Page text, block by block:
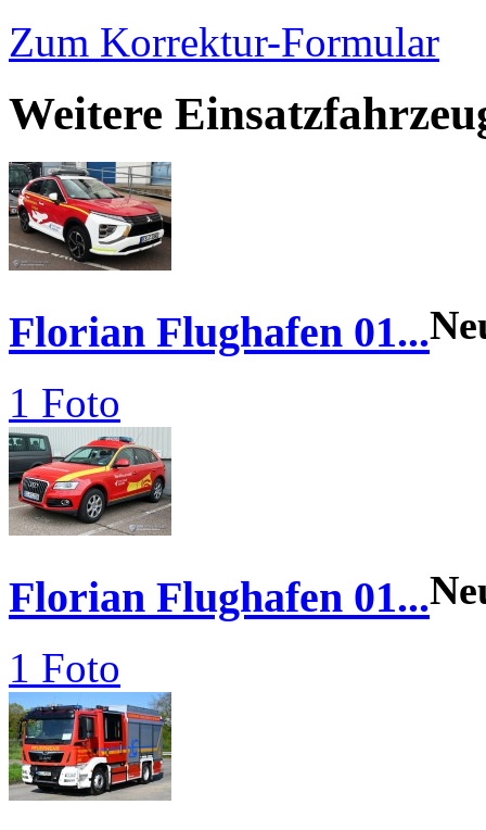
Zum Korrektur-Formular
Weitere
Florian Flughafen 01...
1 Foto
Florian Flughafen 01...
1 Foto